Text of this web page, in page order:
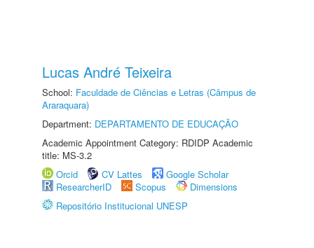
Lucas André Teixeira
School: Faculdade de Ciências e Letras (Câmpus de
Araraquara)
Department: DEPARTAMENTO DE EDUCAÇÃO
Academic Appointment Category: RDIDP Academic
title: MS-3.2
Orcid
CV Lattes
Google Scholar
ResearcherID
Scopus
Dimensions
Repositório Institucional UNESP